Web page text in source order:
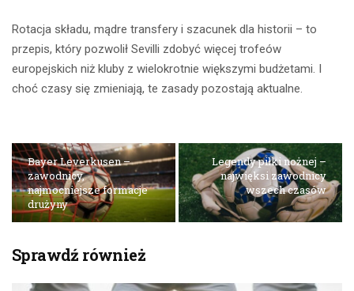
Rotacja składu, mądre transfery i szacunek dla historii – to
przepis, który pozwolił Sevilli zdobyć więcej trofeów
europejskich niż kluby z wielokrotnie większymi budżetami. I
choć czasy się zmieniają, te zasady pozostają aktualne.
Bayer Leverkusen –
zawodnicy,
najmocniejsze formacje
drużyny
Legendy piłki nożnej –
najwięksi zawodnicy
wszech czasów
Sprawdź również